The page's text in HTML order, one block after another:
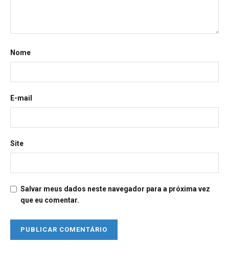
Nome
E-mail
Site
Salvar meus dados neste navegador para a próxima vez
que eu comentar.